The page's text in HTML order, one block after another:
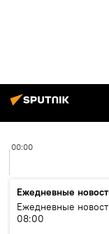
00:00
Ежедневные
Ежедневные
08:00